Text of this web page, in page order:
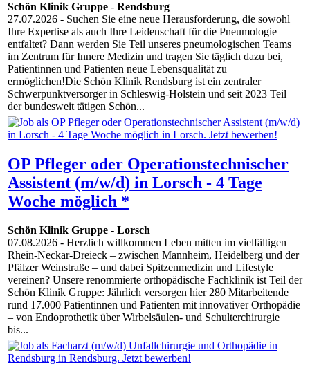
Schön Klinik Gruppe - Rendsburg
27.07.2026 - Suchen Sie eine neue Herausforderung, die sowohl
Ihre Expertise als auch Ihre Leidenschaft für die Pneumologie
entfaltet? Dann werden Sie Teil unseres pneumologischen Teams
im Zentrum für Innere Medizin und tragen Sie täglich dazu bei,
Patientinnen und Patienten neue Lebensqualität zu
ermöglichen!Die Schön Klinik Rendsburg ist ein zentraler
Schwerpunktversorger in Schleswig-Holstein und seit 2023 Teil
der bundesweit tätigen Schön...
OP Pfleger oder Operationstechnischer
Assistent (m/w/d) in Lorsch - 4 Tage
Woche möglich *
Schön Klinik Gruppe - Lorsch
07.08.2026 - Herzlich willkommen Leben mitten im vielfältigen
Rhein-Neckar-Dreieck – zwischen Mannheim, Heidelberg und der
Pfälzer Weinstraße – und dabei Spitzenmedizin und Lifestyle
vereinen? Unsere renommierte orthopädische Fachklinik ist Teil der
Schön Klinik Gruppe: Jährlich versorgen hier 280 Mitarbeitende
rund 17.000 Patientinnen und Patienten mit innovativer Orthopädie
– von Endoprothetik über Wirbelsäulen- und Schulterchirurgie
bis...